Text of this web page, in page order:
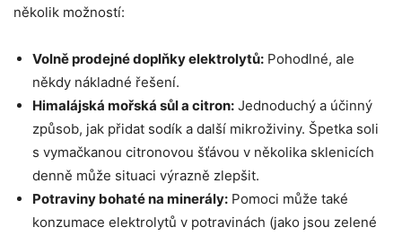
několik možností:
Volně prodejné doplňky elektrolytů: Pohodlné, ale
někdy nákladné řešení.
Himalájská mořská sůl a citron: Jednoduchý a účinný
způsob, jak přidat sodík a další mikroživiny. Špetka soli
s vymačkanou citronovou šťávou v několika sklenicích
denně může situaci výrazně zlepšit.
Potraviny bohaté na minerály: Pomoci může také
konzumace elektrolytů v potravinách (jako jsou zelené